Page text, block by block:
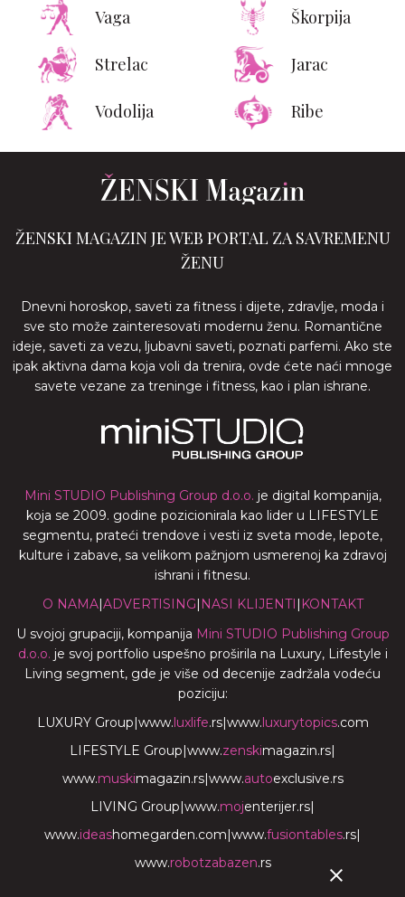
Vaga Škorpija
Strelac Jarac
Vodolija Ribe
ŽENSKI MAGAZIN JE WEB PORTAL ZA SAVREMENU
ŽENU
Dnevni horoskop, saveti za fitness i dijete, zdravlje, moda i
sve sto može zainteresovati modernu ženu. Romantične
ideje, saveti za vezu, ljubavni saveti, poznati parfemi. Ako ste
ipak aktivna dama koja voli da trenira, ovde ćete naći mnoge
savete vezane za treninge i fitness, kao i plan ishrane.
Mini STUDIO Publishing Group d.o.o. je digital kompanija,
koja se 2009. godine pozicionirala kao lider u LIFESTYLE
segmentu, prateći trendove i vesti iz sveta mode, lepote,
kulture i zabave, sa velikom pažnjom usmerenoj ka zdravoj
ishrani i fitnesu.
O NAMA|ADVERTISING| NASI KLIJENTI | KONTAKT
U svojoj grupaciji, kompanija Mini STUDIO Publishing Group
d.o.o. je svoj portfolio uspešno proširila na Luxury, Lifestyle i
Living segment, gde je više od decenije zadržala vodeću
poziciju:
LUXURY Group|www.luxlife.rs|www.luxurytopics.com
LIFESTYLE Group|www.zenskimagazin.rs|
www.muskimagazin.rs|www.autoexclusive.rs
LIVING Group|www.mojenterijer.rs|
www.ideashomegarden.com|www.fusiontables.rs|
www.robotzabazen.rs